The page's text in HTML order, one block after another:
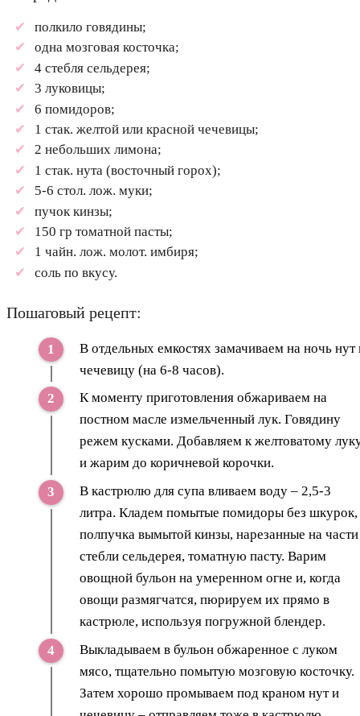
полкило говядины;
одна мозговая косточка;
4 стебля сельдерея;
3 луковицы;
6 помидоров;
1 стак. желтой или красной чечевицы;
2 небольших лимона;
1 стак. нута (восточный горох);
5-6 стол. лож. муки;
пучок кинзы;
150 гр томатной пасты;
1 чайн. лож. молот. имбиря;
соль по вкусу.
Пошаговый рецепт:
В отдельных емкостях замачиваем на ночь нут
чечевицу (на 6-8 часов).
К моменту приготовления обжариваем на
постном масле измельченный лук. Говядину
режем кусками. Добавляем к желтоватому
и жарим до коричневой корочки.
В кастрюлю для супа вливаем воду – 2,5-3
литра. Кладем помытые помидоры без шкурок,
полпучка вымытой кинзы, нарезанные на части
стебли сельдерея, томатную пасту. Варим
овощной бульон на умеренном огне и, когда
овощи размягчатся, пюрируем их прямо в
кастрюле, используя погружной блендер.
Выкладываем в бульон обжаренное с луком
мясо, тщательно помытую мозговую косточку.
Затем хорошо промываем под краном нут и